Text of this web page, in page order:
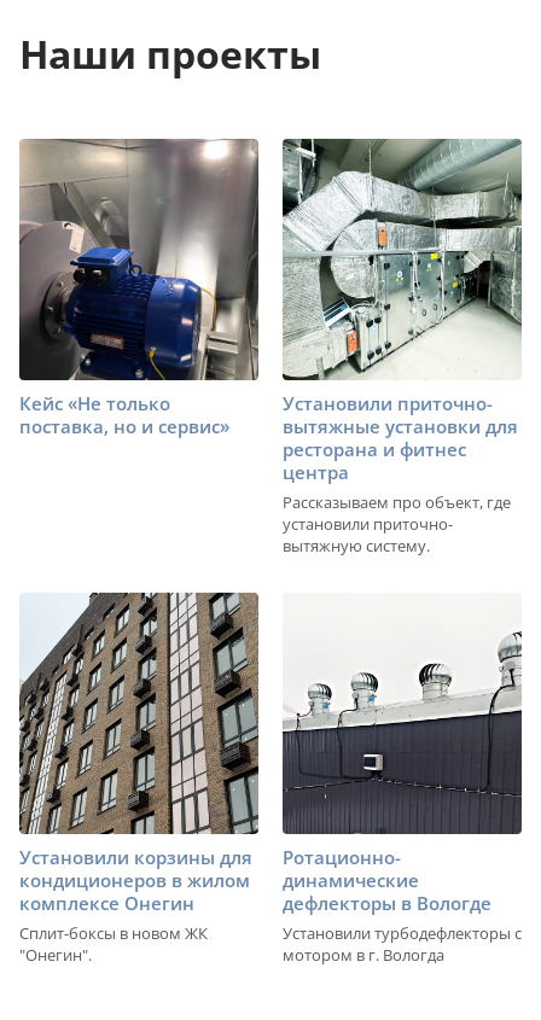
Наши проекты
Кейс «Не только
поставка, но и сервис»
Установили приточно-
вытяжные установки для
ресторана и фитнес
центра
Рассказываем про объект, где
установили приточно-
вытяжную систему.
Установили корзины для
кондиционеров в жилом
комплексе Онегин
Сплит-боксы в новом ЖК
"Онегин".
Ротационно-
динамические
дефлекторы в Вологде
Установили турбодефлекторы с
мотором в г. Вологда